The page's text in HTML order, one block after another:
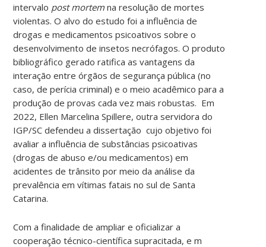
intervalo post mortem na resolução de mortes
violentas. O alvo do estudo foi a influência de
drogas e medicamentos psicoativos sobre o
desenvolvimento de insetos necrófagos. O produto
bibliográfico gerado ratifica as vantagens da
interação entre órgãos de segurança pública (no
caso, de perícia criminal) e o meio acadêmico para a
produção de provas cada vez mais robustas. Em
2022, Ellen Marcelina Spillere, outra servidora do
IGP/SC defendeu a dissertação cujo objetivo foi
avaliar a influência de substâncias psicoativas
(drogas de abuso e/ou medicamentos) em
acidentes de trânsito por meio da análise da
prevalência em vítimas fatais no sul de Santa
Catarina.
Com a finalidade de ampliar e oficializar a
cooperação técnico-científica supracitada, e m